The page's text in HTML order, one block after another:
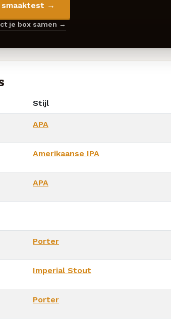
smaaktest →
je box samen →
Stijl
APA
Amerikaanse IPA
APA
Porter
Imperial Stout
Porter